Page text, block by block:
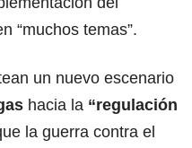
“muchos temas”.
un nuevo escenario
hacia la “regulación
la guerra contra el